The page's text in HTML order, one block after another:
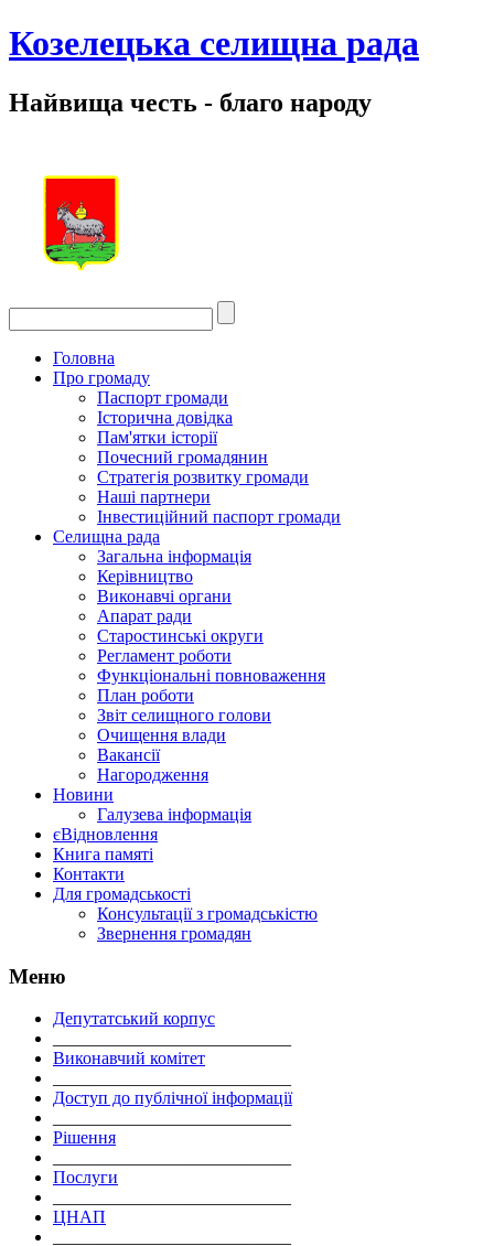
Козелецька селищна рада
Найвища честь - благо народу
Головна
Про громаду
Паспорт громади
Історична довідка
Пам'ятки історії
Почесний громадянин
Стратегія розвитку громади
Наші партнери
Інвестиційний паспорт громади
Селищна рада
Загальна інформація
Керівництво
Виконавчі органи
Апарат ради
Старостинські округи
Регламент роботи
Функціональні повноваження
План роботи
Звіт селищного голови
Очищення влади
Вакансії
Нагородження
Новини
Галузева інформація
єВідновлення
Книга памяті
Контакти
Для громадськості
Консультації з громадськістю
Звернення громадян
Меню
Депутатський корпус
Виконавчий комітет
Доступ до публічної інформації
Рішення
Послуги
ЦНАП